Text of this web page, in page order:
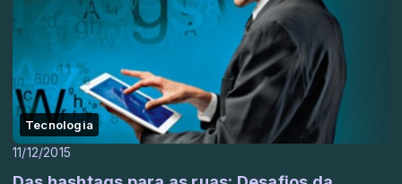
Tecnologia
11/12/2015